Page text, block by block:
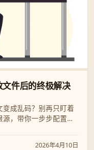
件后的终极解决
成乱码？别再只盯着
，带你一步步配置终
与编辑器之间的编码
2026年4月10日